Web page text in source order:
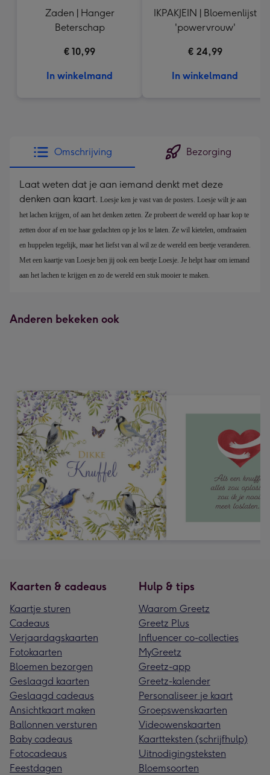
Zaden | Hanger
Beterschap
€ 10,99
In winkelmand
IKPAKJEIN | Bloemenlijst
'powervrouw'
€ 24,99
In winkelmand
Omschrijving Bezorging
Laat weten dat je aan iemand denkt met deze
denken aan kaart. Loesje ken je vast van de posters. Loesje wilt je aan
het lachen krijgen, of aan het denken zetten. Ze probeert de wereld op haar kop te
zetten door af en toe haar gedachten op je los te laten. Ze wil kietelen, omdraaien
en huppelen tegelijk, maar het liefst van al wil ze de wereld een beetje veranderen.
Met een kaartje van Loesje ben jij ook een beetje Loesje. Je helpt haar om iemand
aan het lachen te krijgen en zo de wereld een stuk mooier te maken.
Anderen bekeken ook
Kaarten & cadeaus
Kaartje sturen
Cadeaus
Verjaardagskaarten
Fotokaarten
Bloemen bezorgen
Geslaagd kaarten
Geslaagd cadeaus
Ansichtkaart maken
Ballonnen versturen
Baby cadeaus
Fotocadeaus
Feestdagen
Hulp & tips
Waarom Greetz
Greetz Plus
Influencer co-collecties
MyGreetz
Greetz-app
Greetz-kalender
Personaliseer je kaart
Groepswenskaarten
Videowenskaarten
Kaartteksten (schrijfhulp)
Uitnodigingsteksten
Bloemsoorten